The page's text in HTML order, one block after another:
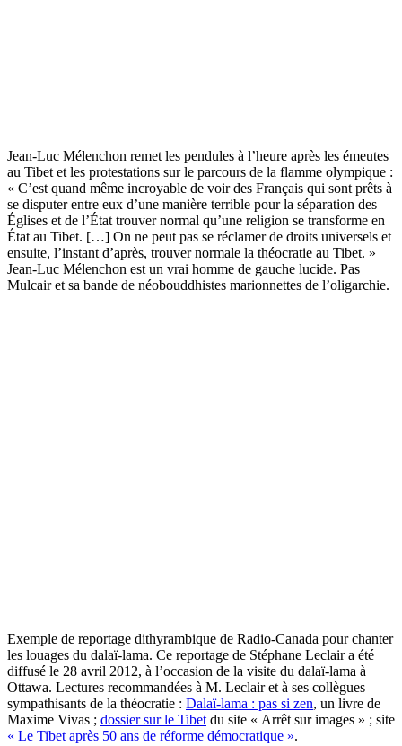
Jean-Luc Mélenchon remet les pendules à l’heure après les émeutes
au Tibet et les protestations sur le parcours de la flamme olympique :
« C’est quand même incroyable de voir des Français qui sont prêts à
se disputer entre eux d’une manière terrible pour la séparation des
Églises et de l’État trouver normal qu’une religion se transforme en
État au Tibet. […] On ne peut pas se réclamer de droits universels et
ensuite, l’instant d’après, trouver normale la théocratie au Tibet. »
Jean-Luc Mélenchon est un vrai homme de gauche lucide. Pas
Mulcair et sa bande de néobouddhistes marionnettes de l’oligarchie.
Exemple de reportage dithyrambique de Radio-Canada pour chanter
les louages du dalaï-lama. Ce reportage de Stéphane Leclair a été
diffusé le 28 avril 2012, à l’occasion de la visite du dalaï-lama à
Ottawa. Lectures recommandées à M. Leclair et à ses collègues
sympathisants de la théocratie : Dalaï-lama : pas si zen, un livre de
Maxime Vivas ; dossier sur le Tibet du site « Arrêt sur images » ; site
« Le Tibet après 50 ans de réforme démocratique ».